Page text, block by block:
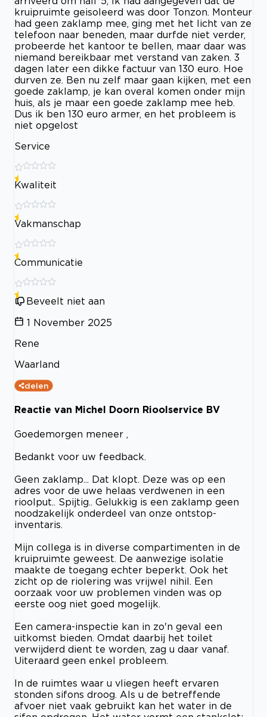
kruipruimte geisoleerd was door Tonzon. Monteur
had geen zaklamp mee, ging met het licht van ze
telefoon naar beneden, maar durfde niet verder,
probeerde het kantoor te bellen, maar daar was
niemand bereikbaar met verstand van zaken. 3
dagen later een dikke factuur van 130 euro. Hoe
durven ze. Ben nu zelf maar gaan kijken, met een
goede zaklamp, je kan overal komen onder mijn
huis, als je maar een goede zaklamp mee heb.
Dus ik ben 130 euro armer, en het probleem is
niet opgelost
Service
Kwaliteit
Vakmanschap
Communicatie
Beveelt niet aan
1 November 2025
Rene
Waarland
delen
Reactie van Michel Doorn Rioolservice BV
Goedemorgen meneer ,
Bedankt voor uw feedback.
Geen zaklamp... Dat klopt. Deze was op een
adres voor de uwe helaas verdwenen in een
rioolput.. Spijtig.. Gelukkig is een zaklamp geen
noodzakelijk onderdeel van onze ontstop-
inventaris.
Mijn collega is in diverse compartimenten in de
kruipruimte geweest. De aanwezige isolatie
maakte de toegang echter beperkt. Ook het
zicht op de riolering was vrijwel nihil. Een
oorzaak voor uw problemen vinden was op
eerste oog niet goed mogelijk.
Een camera-inspectie kan in zo'n geval een
uitkomst bieden. Omdat daarbij het toilet
verwijderd dient te worden, zag u daar vanaf.
Uiteraard geen enkel probleem.
In de ruimtes waar u vliegen heeft ervaren
stonden sifons droog. Als u de betreffende
afvoer niet vaak gebruikt kan het water in de